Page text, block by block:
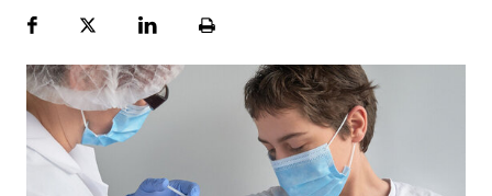
FacebookPlattformLinekdInSeite